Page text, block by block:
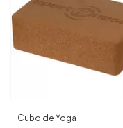
Cubo de Yoga